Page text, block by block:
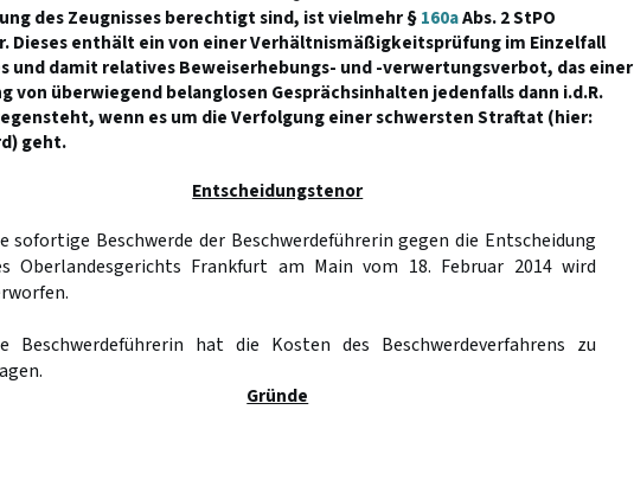
des Zeugnisses berechtigt sind, ist vielmehr §160aAbs. 2 StPO
Dieses enthält ein von einer Verhältnismäßigkeitsprüfung im Einzelfall
und damit relatives Beweiserhebungs- und -verwertungsverbot, das einer
von überwiegend belanglosen Gesprächsinhalten jedenfalls dann i.d.R.
wenn es um die Verfolgung einer schwersten Straftat (hier:
geht.
Entscheidungstenor
sofortige Beschwerde der Beschwerdeführerin gegen die Entscheidung
Oberlandesgerichts Frankfurt am Main vom 18. Februar 2014 wird
Beschwerdeführerin hat die Kosten des Beschwerdeverfahrens zu
Gründe